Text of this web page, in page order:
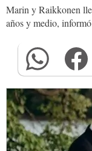
Marin y Raikkonen
años y medio,